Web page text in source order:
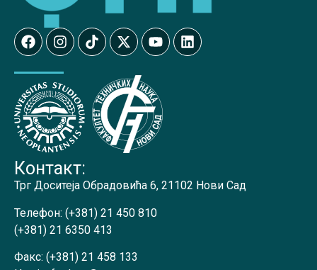
Контакт:
Трг Доситеја Обрадовића 6, 21102 Нови Сад
Телефон: (+381) 21 450 810
(+381) 21 6350 413
Факс: (+381) 21 458 133